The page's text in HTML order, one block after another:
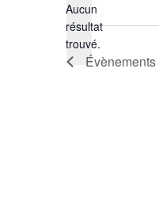
Notice
Aucun
résultat
trouvé.
Évènements